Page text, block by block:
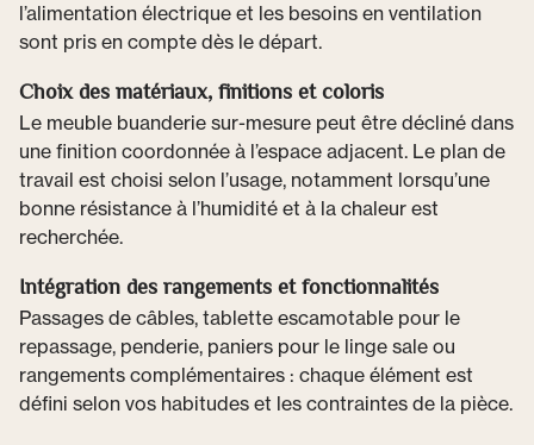
l’alimentation électrique et les besoins en ventilation
sont pris en compte dès le départ.
Choix des matériaux, finitions et coloris
Le meuble buanderie sur-mesure peut être décliné dans
une finition coordonnée à l’espace adjacent. Le plan de
travail est choisi selon l’usage, notamment lorsqu’une
bonne résistance à l’humidité et à la chaleur est
recherchée.
Intégration des rangements et fonctionnalités
Passages de câbles, tablette escamotable pour le
repassage, penderie, paniers pour le linge sale ou
rangements complémentaires : chaque élément est
défini selon vos habitudes et les contraintes de la pièce.